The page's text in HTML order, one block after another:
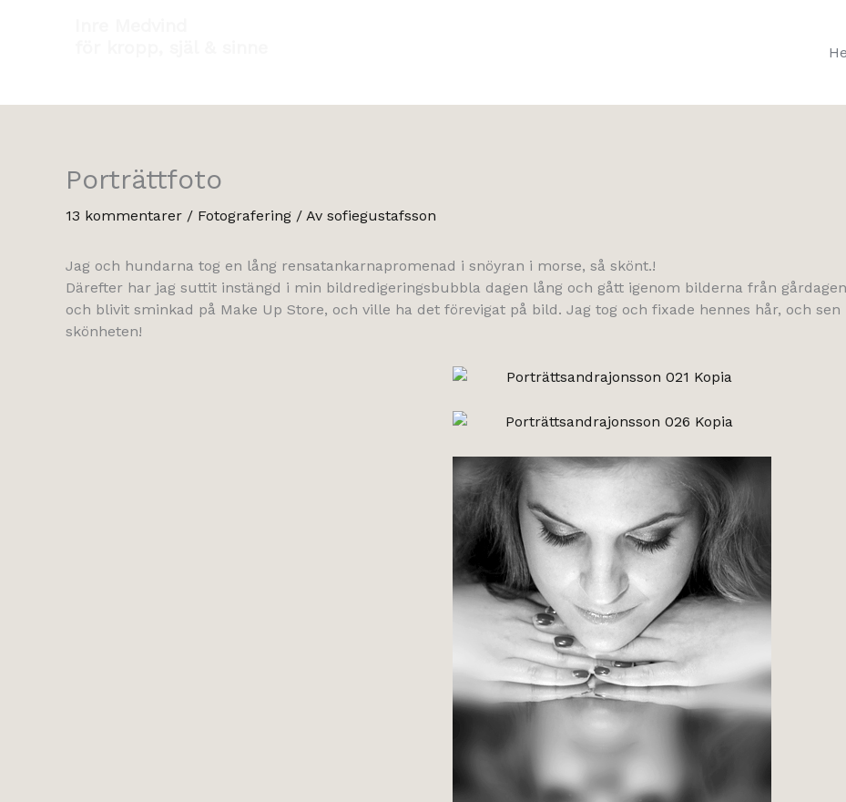
Porträttfoto
13 kommentarer / Fotografering / Av sofiegustafsson
Jag och hundarna tog en lång rensatankarnapromenad i snöyran i morse, så skönt.!
Därefter har jag suttit instängd i min bildredigeringsbubbla dagen lång och gått igenom bilderna från
och blivit sminkad på Make Up Store, och ville ha det förevigat på bild. Jag tog och fixade hennes hår, och
skönheten!